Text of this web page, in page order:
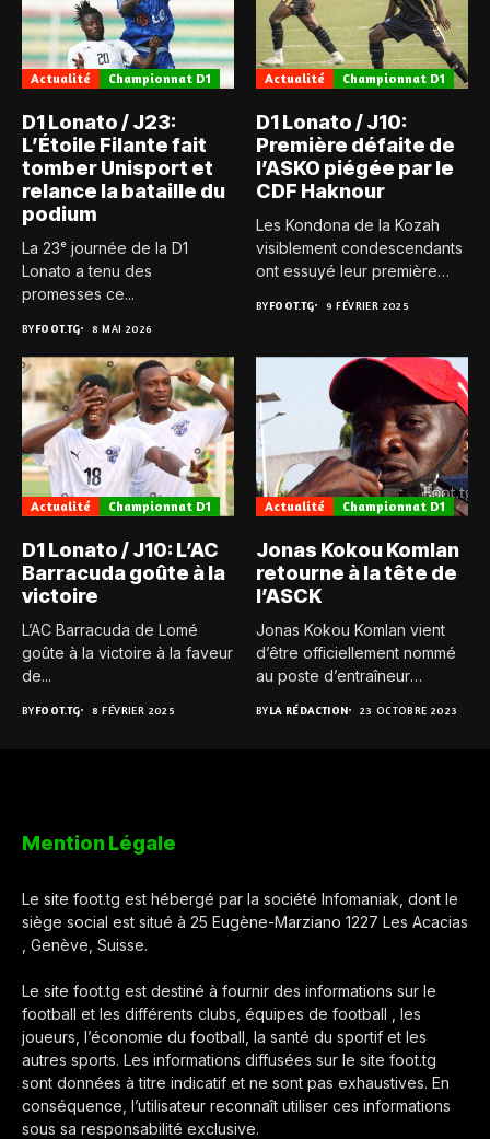
Actualité Championnat D1
D1 Lonato / J23:
L’Étoile Filante fait
tomber Unisport et
relance la bataille du
podium
La 23ᵉ journée de la D1
Lonato a tenu des
promesses ce...
BYFOOT.TG 8 MAI 2026
Actualité Championnat D1
D1 Lonato / J10:
Première défaite de
l’ASKO piégée par le
CDF Haknour
Les Kondona de la Kozah
visiblement condescendants
ont essuyé leur première
BYFOOT.TG 9 FÉVRIER 2025
Actualité Championnat D1
D1 Lonato / J10: L’AC
Barracuda goûte à la
victoire
L’AC Barracuda de Lomé
goûte à la victoire à la faveur
de...
BYFOOT.TG 8 FÉVRIER 2025
Actualité Championnat D1
Jonas Kokou Komlan
retourne à la tête de
l’ASCK
Jonas Kokou Komlan vient
d’être officiellement nommé
au poste d’entraîneur
BYLA RÉDACTION 23 OCTOBRE 2023
Mention Légale
Le site foot.tg est hébergé par la société Infomaniak, dont le
siège social est situé à 25 Eugène-Marziano 1227 Les Acacias
, Genève, Suisse.
Le site foot.tg est destiné à fournir des informations sur le
football et les différents clubs, équipes de football , les
joueurs, l’économie du football, la santé du sportif et les
autres sports. Les informations diffusées sur le site foot.tg
sont données à titre indicatif et ne sont pas exhaustives. En
conséquence, l’utilisateur reconnaît utiliser ces informations
sous sa responsabilité exclusive.